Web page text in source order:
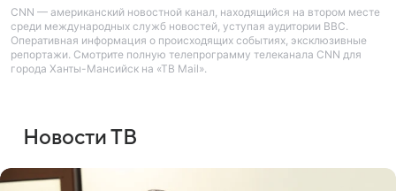
CNN — американский новостной канал, находящийся на втором месте
среди международных служб новостей, уступая аудитории BBC.
Оперативная информация о происходящих событиях, эксклюзивные
репортажи. Смотрите полную телепрограмму телеканала CNN для
города Ханты-Мансийск на «ТВ Mail».
Новости ТВ